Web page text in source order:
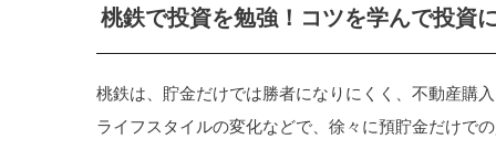
桃鉄で投資を勉強！コツを学んで投資
桃鉄は、貯金だけでは勝者になりにくく、不動産購
ライフスタイルの変化などで、徐々に預貯金だけで